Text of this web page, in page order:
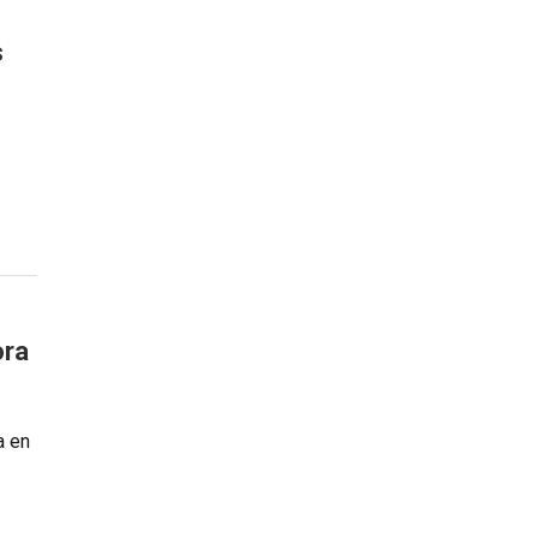
en